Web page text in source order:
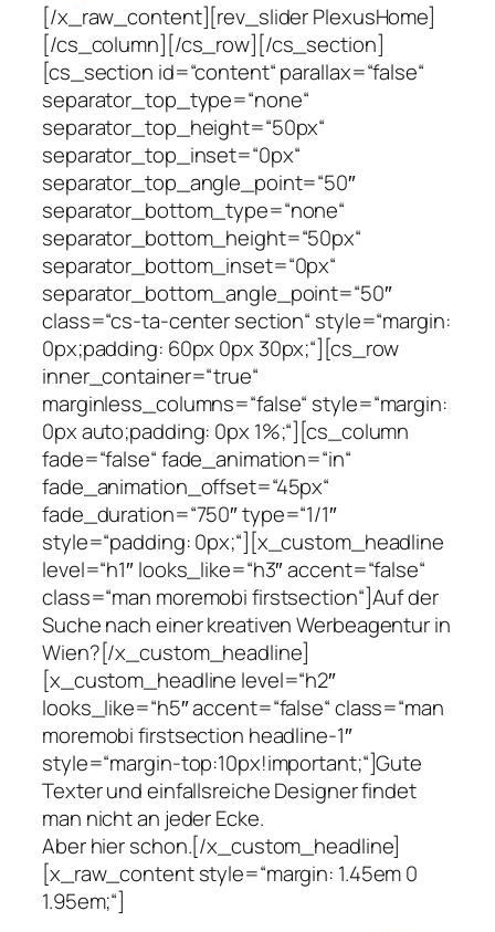
[/x_raw_content][rev_slider PlexusHome]
[/cs_column][/cs_row][/cs_section]
[cs_section id=“content“ parallax=“false“
separator_top_type=“none“
separator_top_height=“50px“
separator_top_inset=“0px“
separator_top_angle_point=“50″
separator_bottom_type=“none“
separator_bottom_height=“50px“
separator_bottom_inset=“0px“
separator_bottom_angle_point=“50″
class=“cs-ta-center section“ style=“margin:
0px;padding: 60px 0px 30px;“][cs_row
inner_container=“true“
marginless_columns=“false“ style=“margin:
0px auto;padding: 0px 1%;“][cs_column
fade=“false“ fade_animation=“in“
fade_animation_offset=“45px“
fade_duration=“750″ type=“1/1″
style=“padding: 0px;“][x_custom_headline
level=“h1″ looks_like=“h3″ accent=“false“
class=“man moremobi firstsection“]Auf der
Suche nach einer kreativen Werbeagentur in
Wien?[/x_custom_headline]
[x_custom_headline level=“h2″
looks_like=“h5″ accent=“false“ class=“man
moremobi firstsection headline-1″
style=“margin-top:10px!important;“]Gute
Texter und einfallsreiche Designer findet
man nicht an jeder Ecke.
Aber hier schon.[/x_custom_headline]
[x_raw_content style=“margin: 1.45em 0
1.95em;“]